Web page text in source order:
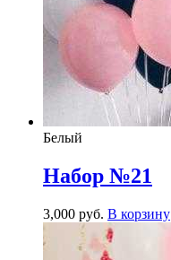
Белый
Набор №21
3,000 руб. В корзину